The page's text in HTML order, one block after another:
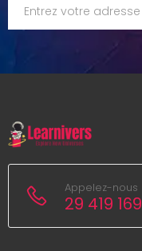
Appelez-nous
29 419 169